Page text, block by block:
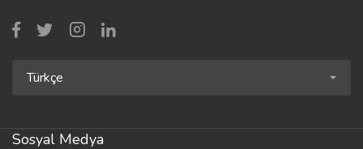
Türkçe
Sosyal Medya